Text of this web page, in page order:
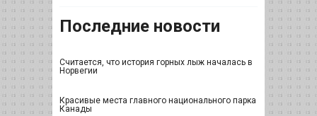
Последние новости
Считается, что история горных лыж началась в
Норвегии
Красивые места главного национального парка
Канады